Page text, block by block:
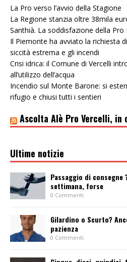
La Pro verso l’avvio della Stagione
La Regione stanzia oltre 38mila
Santhià. La soddisfazione della Pro
Il Piemonte ha avviato la richiesta
siccità estrema e gli incendi
Crisi idrica: il Comune di Vercelli
all’utilizzo dell’acqua
Incendio sul Monte Barone: si
rifugio e chiusi tutti i sentieri
Ascolta Alè Pro Vercelli, in
Ultime notizie
Passaggio di
settimana, forse
0 Commenti
Gilardino o Scurto?
pazienza
0 Commenti